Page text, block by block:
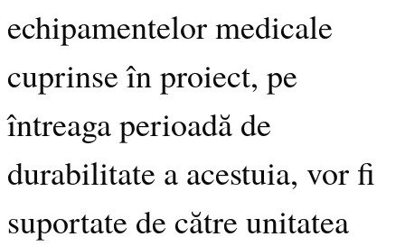
echipamentelor medicale
cuprinse în proiect, pe
întreaga perioadă de
durabilitate a acestuia, vor fi
suportate de către unitatea